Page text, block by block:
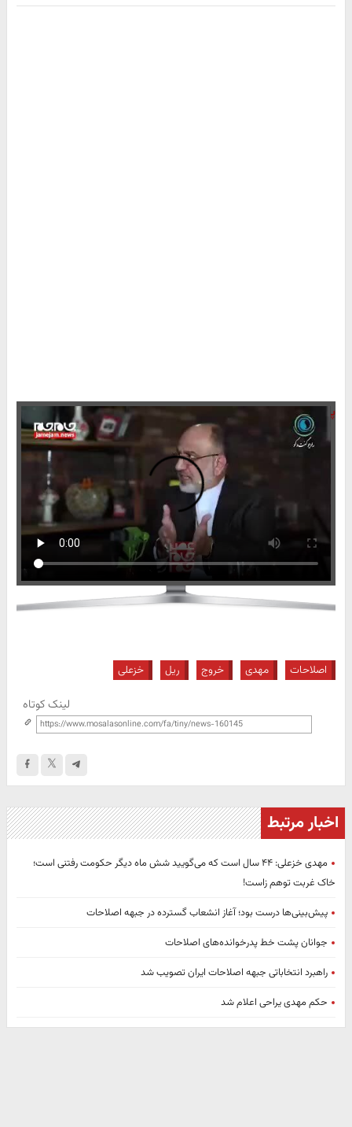
پایگاه خبری تحلیلی مثلث آنلاین:
اصلاحات مهدی خروج ریل خزعلی
لینک کوتاه
اخبار مرتبط
مهدی خزعلی: ۴۴ سال است که می‌گویید شش ماه دیگر حکومت رفتنی است؛
خاک غربت توهم زاست!
پیش‌بینی‌ها درست بود؛ آغاز انشعاب گسترده در جبهه اصلاحات
جوانان پشت خط پدرخوانده‌های اصلاحات
راهبرد انتخاباتی جبهه اصلاحات ایران تصویب شد
حکم مهدی یراحی اعلام شد